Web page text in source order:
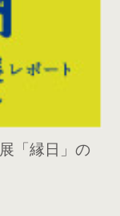
「縁日」の